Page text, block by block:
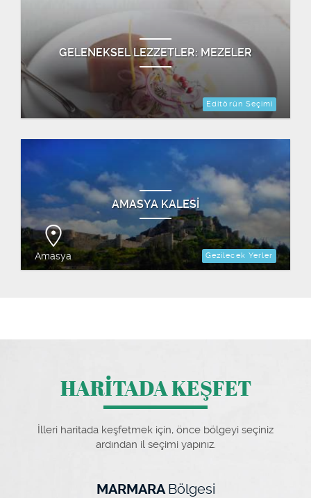
GELENEKSEL LEZZETLER: MEZELER
Editörün Seçimi
AMASYA KALESİ
Amasya Gezilecek Yerler
HARİTADA KEŞFET
İlleri haritada keşfetmek için, önce bölgeyi seçiniz
ardından il seçimi yapınız.
MARMARABölgesi